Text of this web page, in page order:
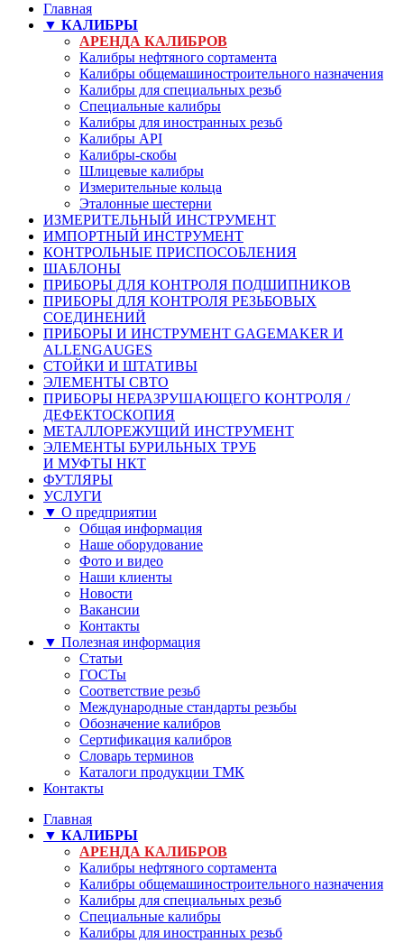
Главная
▼ КАЛИБРЫ
АРЕНДА КАЛИБРОВ
Калибры нефтяного сортамента
Калибры общемашиностроительного назначения
Калибры для специальных резьб
Специальные калибры
Калибры для иностранных резьб
Калибры API
Калибры-скобы
Шлицевые калибры
Измерительные кольца
Эталонные шестерни
ИЗМЕРИТЕЛЬНЫЙ ИНСТРУМЕНТ
ИМПОРТНЫЙ ИНСТРУМЕНТ
КОНТРОЛЬНЫЕ ПРИСПОСОБЛЕНИЯ
ШАБЛОНЫ
ПРИБОРЫ ДЛЯ КОНТРОЛЯ ПОДШИПНИКОВ
ПРИБОРЫ ДЛЯ КОНТРОЛЯ РЕЗЬБОВЫХ
СОЕДИНЕНИЙ
ПРИБОРЫ И ИНСТРУМЕНТ GAGEMAKER И
ALLENGAUGES
СТОЙКИ И ШТАТИВЫ
ЭЛЕМЕНТЫ СВТО
ПРИБОРЫ НЕРАЗРУШАЮЩЕГО КОНТРОЛЯ /
ДЕФЕКТОСКОПИЯ
МЕТАЛЛОРЕЖУЩИЙ ИНСТРУМЕНТ
ЭЛЕМЕНТЫ БУРИЛЬНЫХ ТРУБ
И МУФТЫ НКТ
ФУТЛЯРЫ
УСЛУГИ
▼ О предприятии
Общая информация
Наше оборудование
Фото и видео
Наши клиенты
Новости
Вакансии
Контакты
▼ Полезная информация
Статьи
ГОСТы
Соответствие резьб
Международные стандарты резьбы
Обозначение калибров
Сертификация калибров
Словарь терминов
Каталоги продукции ТМК
Контакты
Главная
▼ КАЛИБРЫ
АРЕНДА КАЛИБРОВ
Калибры нефтяного сортамента
Калибры общемашиностроительного назначения
Калибры для специальных резьб
Специальные калибры
Калибры для иностранных резьб